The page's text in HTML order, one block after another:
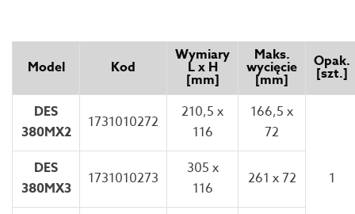
Model Kod
Wymiary
L x H
[mm]
Maks.
wycięcie
[mm]
Opak.
[szt.]
DES
380MX2
1731010272
210,5 x
116
166,5 x
72
1
DES
380MX3
1731010273
305 x
116
261 x 72